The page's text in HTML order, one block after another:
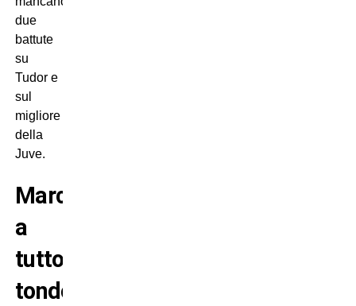
due
battute
su
Tudor e
sul
migliore
della
Juve.
Marchisio
a
tutto
tondo